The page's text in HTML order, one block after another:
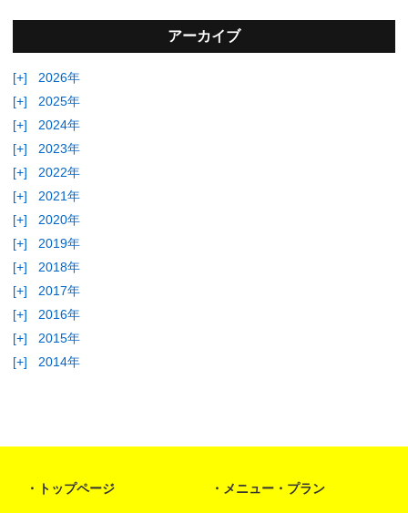
アーカイブ
[+]
2026年
[+]
2025年
[+]
2024年
[+]
2023年
[+]
2022年
[+]
2021年
[+]
2020年
[+]
2019年
[+]
2018年
[+]
2017年
[+]
2016年
[+]
2015年
[+]
2014年
トップページ メニュー・プラン